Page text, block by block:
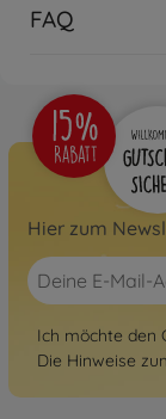
FAQ
Hier zum
Ich möchte den
Die Hinweise